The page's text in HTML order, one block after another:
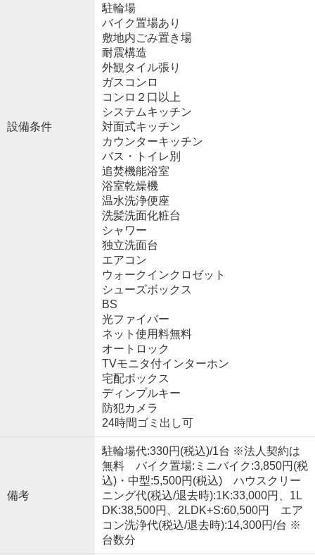
設備条件
駐輪場
バイク置場あり
敷地内ごみ置き場
耐震構造
外観タイル張り
ガスコンロ
コンロ２口以上
システムキッチン
対面式キッチン
カウンターキッチン
バス・トイレ別
追焚機能浴室
浴室乾燥機
温水洗浄便座
洗髪洗面化粧台
シャワー
独立洗面台
エアコン
ウォークインクロゼット
シューズボックス
BS
光ファイバー
ネット使用料無料
オートロック
TVモニタ付インターホン
宅配ボックス
ディンプルキー
防犯カメラ
24時間ゴミ出し可
備考
駐輪場代:330円(税込)/1台 ※法人契約は
無料 バイク置場:ミニバイク:3,850円(税
込)・中型:5,500円(税込) ハウスクリー
ニング代(税込/退去時):1K:33,000円、1L
DK:38,500円、2LDK+S:60,500円 エア
コン洗浄代(税込/退去時):14,300円/台 ※
台数分